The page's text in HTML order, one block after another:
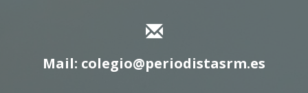
Mail: colegio@periodistasrm.es